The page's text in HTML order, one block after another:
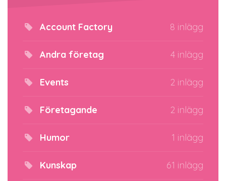
Account Factory 8 inlägg
Andra företag 4 inlägg
Events 2 inlägg
Företagande 2 inlägg
Humor 1 inlägg
Kunskap 61 inlägg